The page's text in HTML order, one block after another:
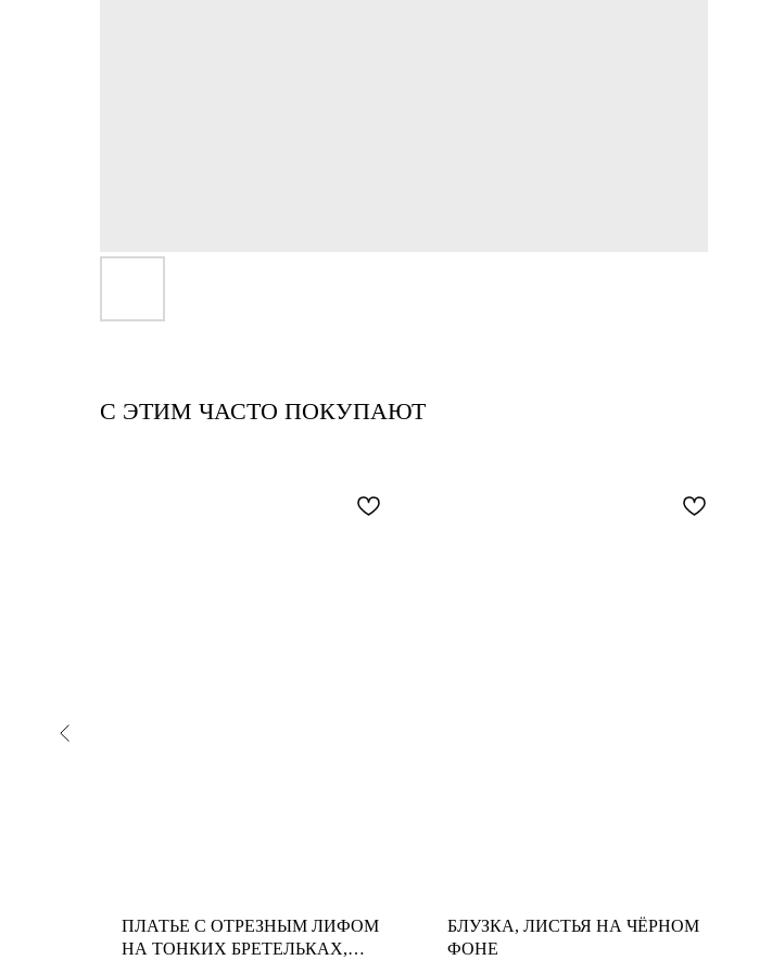
С ЭТИМ ЧАСТО ПОКУПАЮТ
ПЛАТЬЕ С ОТРЕЗНЫМ ЛИФОМ
НА ТОНКИХ БРЕТЕЛЬКАХ,
БЛУЗКА, ЛИСТЬЯ НА ЧЁРНОМ
ФОНЕ